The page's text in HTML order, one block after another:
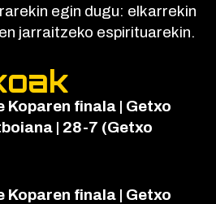
egin dugu: elkarrekin
jarraitzeko espirituarekin.
finala | Getxo
| 28-7 (Getxo
finala | Getxo